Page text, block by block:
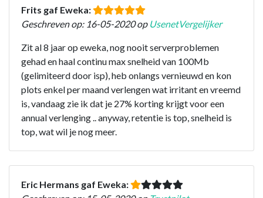
Frits gaf Eweka:
Geschreven op: 16-05-2020 op UsenetVergelijker
Zit al 8 jaar op eweka, nog nooit serverproblemen
gehad en haal continu max snelheid van 100Mb
(gelimiteerd door isp), heb onlangs vernieuwd en kon
plots enkel per maand verlengen wat irritant en vreemd
is, vandaag zie ik dat je 27% korting krijgt voor een
annual verlenging .. anyway, retentie is top, snelheid is
top, wat wil je nog meer.
Eric Hermans gaf Eweka: